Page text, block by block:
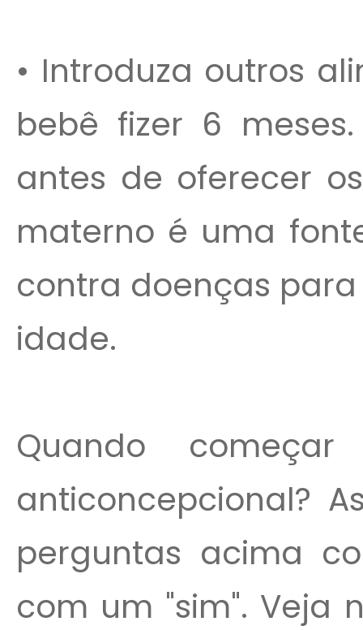
• Introduza outros
bebê fizer 6
antes de oferecer
materno é uma
contra doenças
idade.
Quando
anticoncepcional?
perguntas acima
com um "sim". Veja